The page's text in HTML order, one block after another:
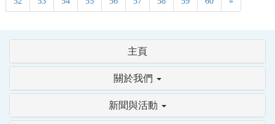
主頁
關於我們
新聞與活動